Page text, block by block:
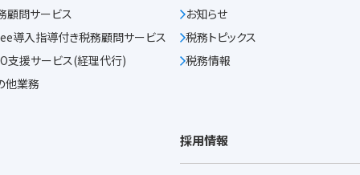
顧問サービス
導入指導付き税務顧問サービス
支援サービス(経理代行)
他業務
お知らせ
税務トピックス
税務情報
採用情報